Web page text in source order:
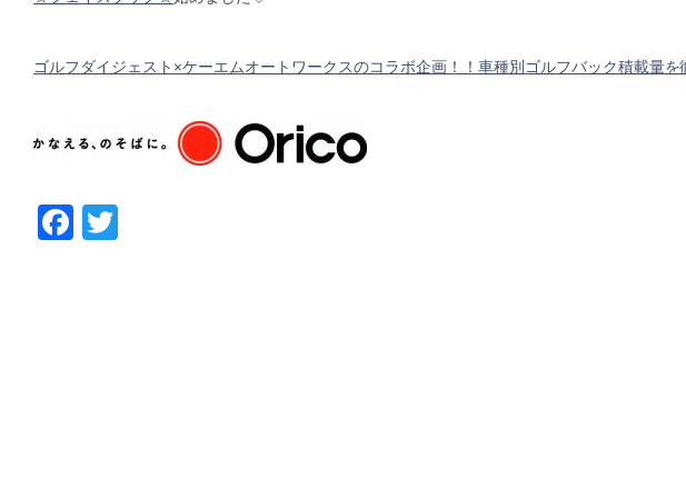
ゴルフダイジェスト×ケーエムオートワークスのコラボ企画！！車種別ゴルフバック積載量を
Facebook